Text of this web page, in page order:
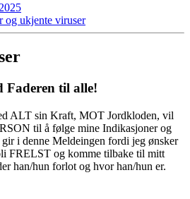
og ukjente viruser
til alle!
ALT sin Kraft, MOT Jordkloden, vil
til å følge mine Indikasjoner og
i denne Meldeingen fordi jeg ønsker
FRELST og komme tilbake til mitt
han/hun forlot og hvor han/hun er.